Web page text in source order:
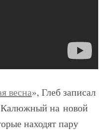
весна», Глеб записал
Калюжный на новой
находят пару